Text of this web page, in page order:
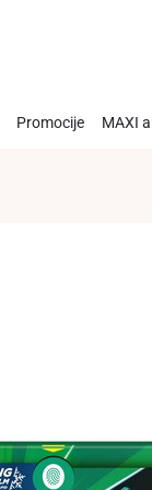
Promocije MAXI